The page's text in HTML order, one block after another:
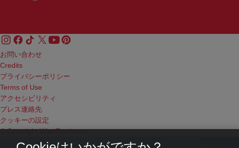
お問い合わせ
Credits
プライバシーポリシー
Terms of Use
アクセシビリティ
プレス連絡先
クッキーの設定
© Copyright WienTourismus